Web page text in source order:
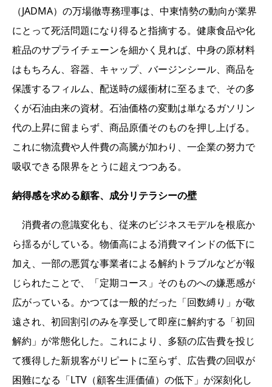
（JADMA）の万場徹専務理事は、中東情勢の動向が業界
にとって死活問題になり得ると指摘する。健康食品や化
粧品のサプライチェーンを細かく見れば、中身の原材料
はもちろん、容器、キャップ、バージンシール、商品を
保護するフィルム、配送時の緩衝材に至るまで、その多
くが石油由来の資材。石油価格の変動は単なるガソリン
代の上昇に留まらず、商品原価そのものを押し上げる。
これに物流費や人件費の高騰が加わり、一企業の努力で
吸収できる限界をとうに超えつつある。
納得感を求める顧客、成分リテラシーの壁
消費者の意識変化も、従来のビジネスモデルを根底か
ら揺るがしている。物価高による消費マインドの低下に
加え、一部の悪質な事業者による解約トラブルなどが報
じられたことで、「定期コース」そのものへの嫌悪感が
広がっている。かつては一般的だった「回数縛り」が敬
遠され、初回割引のみを享受して即座に解約する「初回
解約」が常態化した。これにより、多額の広告費を投じ
て獲得した新規客がリピートに至らず、広告費の回収が
困難になる「LTV（顧客生涯価値）の低下」が深刻化し